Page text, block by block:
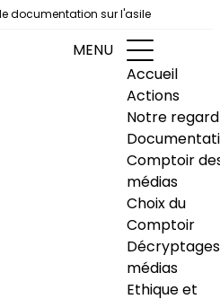
documentation sur l'asile
MENU
Accueil
Actions
Notre regard
Comptoir
médias
Choix du
Comptoir
Décryptages
médias
Ethique et